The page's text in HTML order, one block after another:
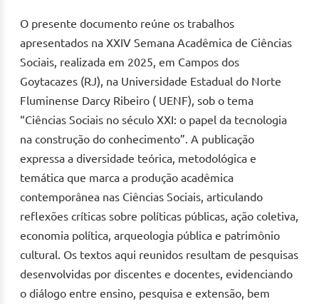
O presente documento reúne os trabalhos
apresentados na XXIV Semana Acadêmica de Ciências
Sociais, realizada em 2025, em Campos dos
Goytacazes (RJ), na Universidade Estadual do Norte
Fluminense Darcy Ribeiro ( UENF), sob o tema
“Ciências Sociais no século XXI: o papel da tecnologia
na construção do conhecimento”. A publicação
expressa a diversidade teórica, metodológica e
temática que marca a produção acadêmica
contemporânea nas Ciências Sociais, articulando
reflexões críticas sobre políticas públicas, ação coletiva,
economia política, arqueologia pública e patrimônio
cultural. Os textos aqui reunidos resultam de pesquisas
desenvolvidas por discentes e docentes, evidenciando
o diálogo entre ensino, pesquisa e extensão, bem